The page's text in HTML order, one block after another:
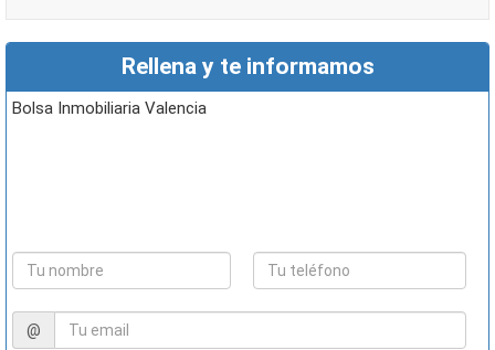
Rellena y te informamos
Bolsa Inmobiliaria Valencia
@